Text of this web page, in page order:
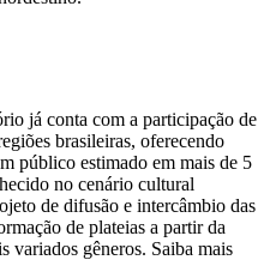
já conta com a participação de
brasileiras, oferecendo
público estimado em mais de 5
no cenário cultural
de difusão e intercâmbio das
de plateias a partir da
variados gêneros. Saiba mais